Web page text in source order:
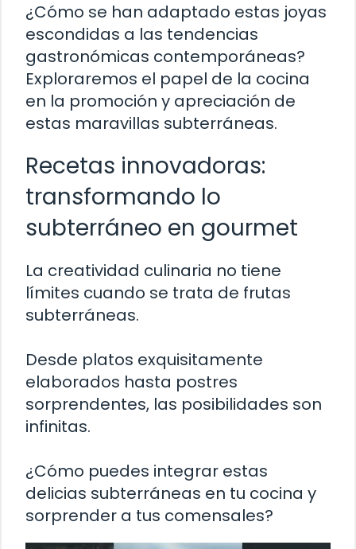
¿Cómo se han adaptado estas joyas
escondidas a las tendencias
gastronómicas contemporáneas?
Exploraremos el papel de la cocina
en la promoción y apreciación de
estas maravillas subterráneas.
Recetas innovadoras:
transformando lo
subterráneo en gourmet
La creatividad culinaria no tiene
límites cuando se trata de frutas
subterráneas.
Desde platos exquisitamente
elaborados hasta postres
sorprendentes, las posibilidades son
infinitas.
¿Cómo puedes integrar estas
delicias subterráneas en tu cocina y
sorprender a tus comensales?